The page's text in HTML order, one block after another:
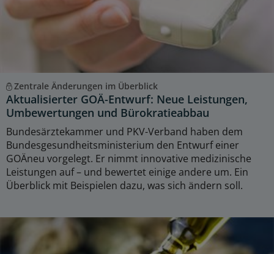
Zentrale Änderungen im Überblick
Aktualisierter GOÄ-Entwurf: Neue Leistungen,
Umbewertungen und Bürokratieabbau
Bundesärztekammer und PKV-Verband haben dem
Bundesgesundheitsministerium den Entwurf einer
GOÄneu vorgelegt. Er nimmt innovative medizinische
Leistungen auf – und bewertet einige andere um. Ein
Überblick mit Beispielen dazu, was sich ändern soll.